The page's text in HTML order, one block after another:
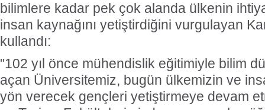
bilimlere kadar pek çok alanda ülkenin
insan kaynağını yetiştirdiğini vurgulayan
kullandı:
"102 yıl önce mühendislik eğitimiyle bilim
açan Üniversitemiz, bugün ülkemizin ve
yön verecek gençleri yetiştirmeye devam